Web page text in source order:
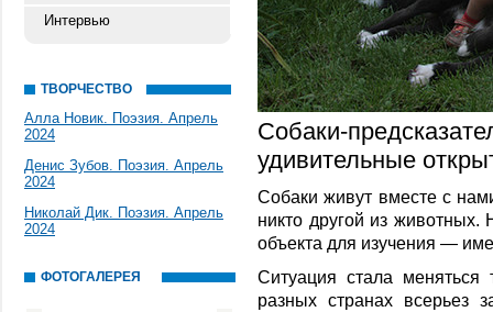
Интервью
ТВОРЧЕСТВО
Алла Новик. Поэзия. Апрель
2024
Денис Зубов. Поэзия. Апрель
2024
Николай Дик. Поэзия. Апрель
2024
ФОТОГАЛЕРЕЯ
Собаки-
удивительные
Собаки живут вместе с
никто другой из животных.
объекта для изучения —
Ситуация стала
разных странах всерьез